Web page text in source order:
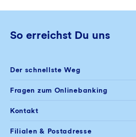
So erreichst Du uns
Der schnellste Weg
Selfservice
Postfach im
Fragen zum Onlinebanking
+49 234 5797 444
Mo – Fr
08:00 – 20:00 Uhr
Kontakt
+49 234 5797 100
Filialen & Postadresse